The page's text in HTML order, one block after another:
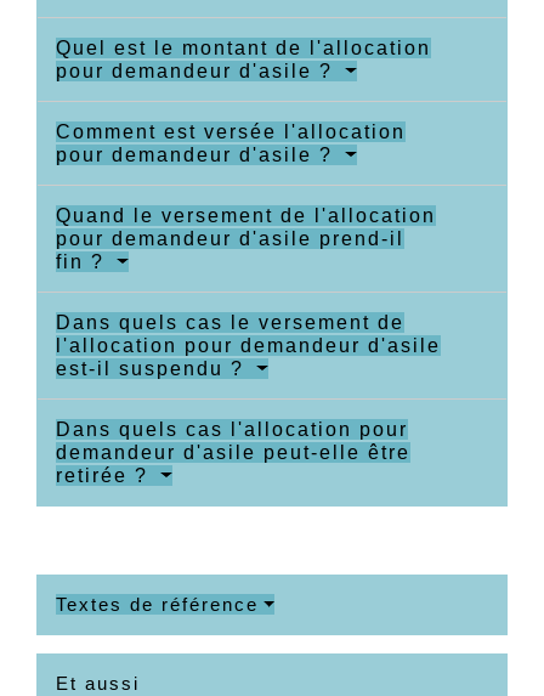
Quel est le montant de l'allocation
pour demandeur d'asile ?
Comment est versée l'allocation
pour demandeur d'asile ?
Quand le versement de l'allocation
pour demandeur d'asile prend-il
fin ?
Dans quels cas le versement de
l'allocation pour demandeur d'asile
est-il suspendu ?
Dans quels cas l'allocation pour
demandeur d'asile peut-elle être
retirée ?
Textes de référence
Et aussi